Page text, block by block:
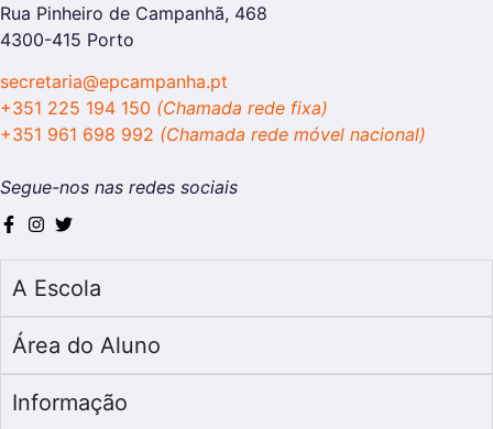
Rua Pinheiro de Campanhã, 468
4300-415 Porto
secretaria@epcampanha.pt
+351 225 194 150 (Chamada rede fixa)
+351 961 698 992 (Chamada rede móvel nacional)
Segue-nos nas redes sociais
A Escola
Área do Aluno
Informação